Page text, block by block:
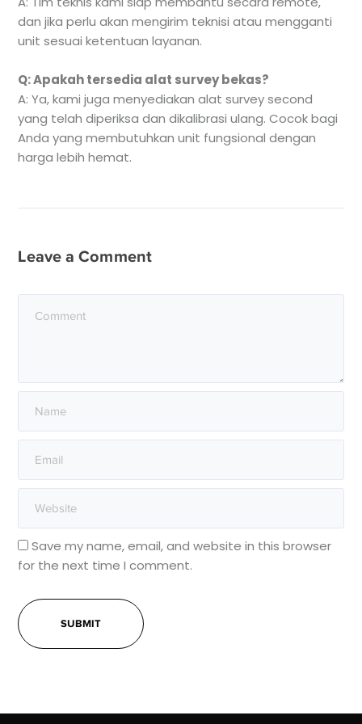
dan jika perlu akan mengirim teknisi atau mengganti
unit sesuai ketentuan layanan.
Q: Apakah tersedia alat survey bekas?
A: Ya, kami juga menyediakan alat survey second
yang telah diperiksa dan dikalibrasi ulang. Cocok bagi
Anda yang membutuhkan unit fungsional dengan
harga lebih hemat.
Leave a Comment
Save my name, email, and website in this browser
for the next time I comment.